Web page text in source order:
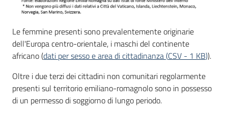
Le femmine presenti sono prevalentemente originarie
dell'Europa centro-orientale, i maschi del continente
africano (dati per sesso e area di cittadinanza(CSV - 1 KB)).
Oltre i due terzi dei cittadini non comunitari regolarmente
presenti sul territorio emiliano-romagnolo sono in possesso
di un permesso di soggiorno di lungo periodo.